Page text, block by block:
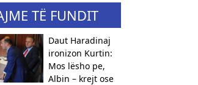
TË FUNDIT
Daut Haradinaj
ironizon Kurtin:
Mos lësho pe,
Albin – krejt ose